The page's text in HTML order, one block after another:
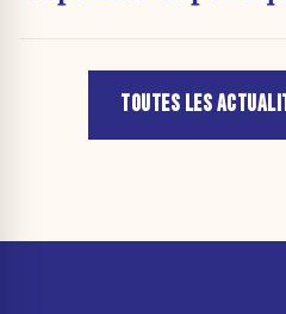
TOUTES LES